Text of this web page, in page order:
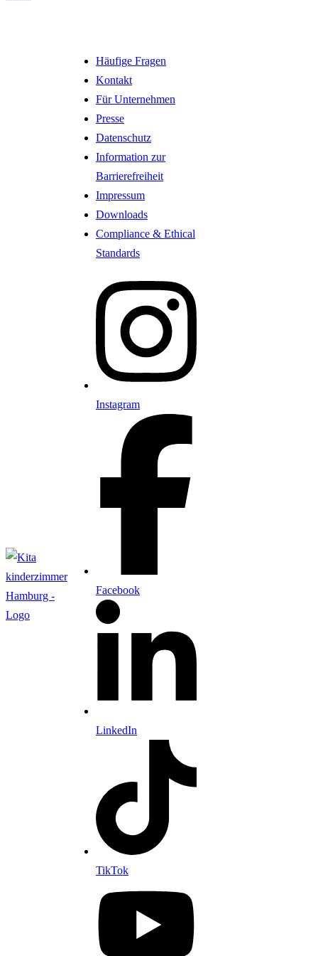
Häufige Fragen
Kontakt
Für Unternehmen
Presse
Datenschutz
Information zur
Barrierefreiheit
Impressum
Downloads
Compliance & Ethical
Standards
Instagram
Facebook
LinkedIn
TikTok